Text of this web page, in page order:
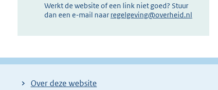
Werkt de website of een link niet goed? Stuur
dan een e-mail naar regelgeving@overheid.nl
Over deze website